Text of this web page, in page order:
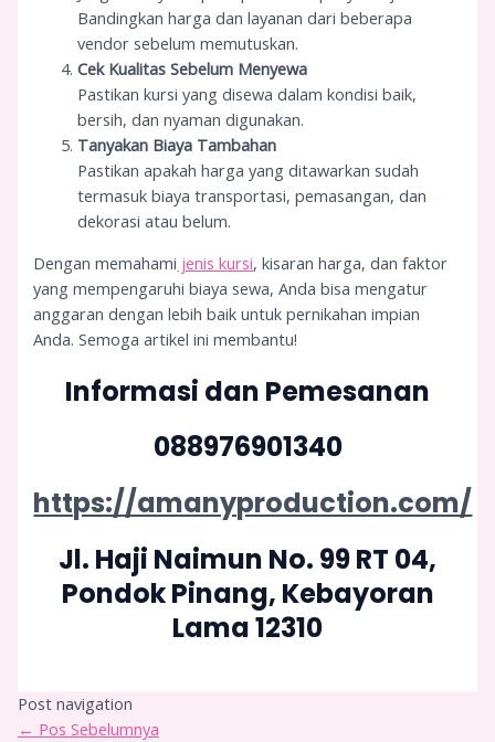
Bandingkan harga dan layanan dari beberapa
vendor sebelum memutuskan.
Cek Kualitas Sebelum Menyewa
Pastikan kursi yang disewa dalam kondisi baik,
bersih, dan nyaman digunakan.
Tanyakan Biaya Tambahan
Pastikan apakah harga yang ditawarkan sudah
termasuk biaya transportasi, pemasangan, dan
dekorasi atau belum.
Dengan memahami jenis kursi, kisaran harga, dan faktor
yang mempengaruhi biaya sewa, Anda bisa mengatur
anggaran dengan lebih baik untuk pernikahan impian
Anda. Semoga artikel ini membantu!
Informasi dan Pemesanan
088976901340
https://amanyproduction.com/
Jl. Haji Naimun No. 99 RT 04,
Pondok Pinang, Kebayoran
Lama 12310
Post navigation
← Pos Sebelumnya